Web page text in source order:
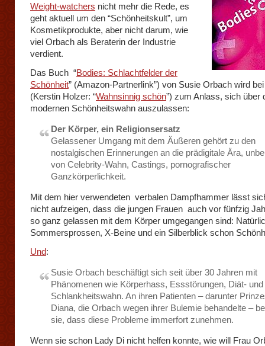
Weight-watchers nicht mehr die Rede, es
geht aktuell um den “Schönheitskult”, um
Kosmetikprodukte, aber nicht darum, wie
viel Orbach als Beraterin der Industrie
verdient.
Das Buch “Bodies: Schlachtfelder der
Schönheit” (Amazon-Partnerlink”) von Susie Orbach wird
(Kerstin Holzer: “Wahnsinnig schön”) zum Anlass, sich über
modernen Schönheitswahn auszulassen:
Der Körper, ein Religionsersatz
Gelassener Umgang mit dem Äußeren gehört zu den
nostalgischen Erinnerungen an die prädigitale Ära,
von Celebrity-Wahn, Castings, pornografischer
Ganzkörperlichkeit.
Mit dem hier verwendeten verbalen Dampfhammer lässt
nicht aufzeigen, dass die jungen Frauen auch vor fünfzig
so ganz gelassen mit dem Körper umgegangen sind:
Sommersprossen, X-Beine und ein Silberblick schon
Und:
Susie Orbach beschäftigt sich seit über 30 Jahren mit
Phänomenen wie Körperhass, Essstörungen, Diät- und
Schlankheitswahn. An ihren Patienten – darunter
Diana, die Orbach wegen ihrer Bulemie behandelte –
sie, dass diese Probleme immerfort zunehmen.
Wenn sie schon Lady Di nicht helfen konnte, wie will Frau